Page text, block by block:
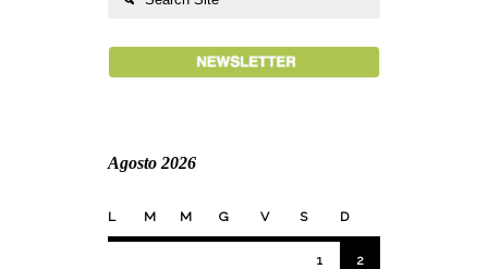
Agosto 2026
L M M G V S D
1 2